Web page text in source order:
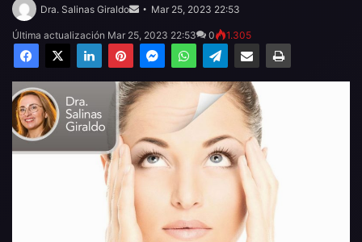
Dra. Salinas Giraldo
email
Mar 25, 2023 22:53
Última actualización Mar 25, 2023 22:53 0 1.305
Facebook
X LinkedInPinterestMessengerWhatsAppTelegramCompartir por email Imprimir